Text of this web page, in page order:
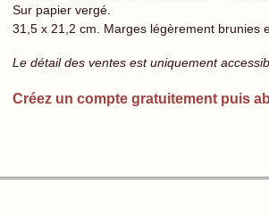
Sur papier vergé.
31,5 x 21,2 cm. Marges légèrement brunies
Le détail des ventes est uniquement
Créez un compte gratuitement puis